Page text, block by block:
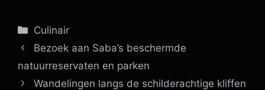
Categorieën
Culinair
Bezoek aan Saba’s beschermde
natuurreservaten en parken
Wandelingen langs de schilderachtige kliffen